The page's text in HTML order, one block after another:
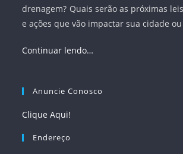
drenagem? Quais serão as próximas
e ações que vão impactar sua cidade
Continuar lendo…
Anuncie Conosco
Clique Aqui!
Endereço